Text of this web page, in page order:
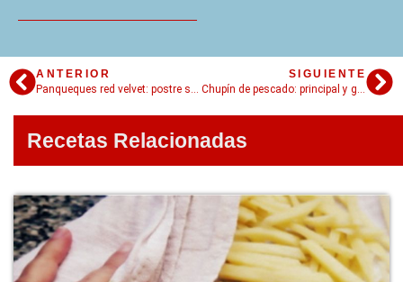
ANTERIOR
Panqueques red velvet: postre sencillo y colorido!
SIGUIENTE
Chupín de pescado: principal y guarnición en 1 solo paso
Recetas Relacionadas